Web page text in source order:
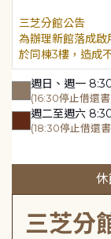
三芝分館公告
為辦理新館落成啟
於同棟3樓，造成
週日、週一
(16:30停止借還書
週二至週六
(18:30停止借還
三芝分